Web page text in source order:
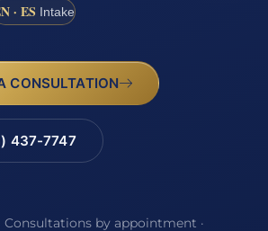
· ES Intake
CONSULTATION
437-7747
Consultations by appointment ·